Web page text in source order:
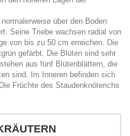
über den Boden
Seine Triebe wachsen radial von
von bis zu 50 cm erreichen. Die
gefärbt. Die Blüten sind sehr
aus fünf Blütenblättern, die
sind. Im Inneren befinden sich
Früchte des Staudenknöterichs